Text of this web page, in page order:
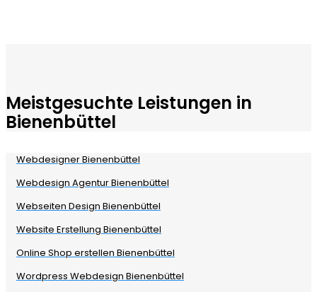
Meistgesuchte Leistungen in
Bienenbüttel
Webdesigner Bienenbüttel
Webdesign Agentur Bienenbüttel
Webseiten Design Bienenbüttel
Website Erstellung Bienenbüttel
Online Shop erstellen Bienenbüttel
Wordpress Webdesign Bienenbüttel